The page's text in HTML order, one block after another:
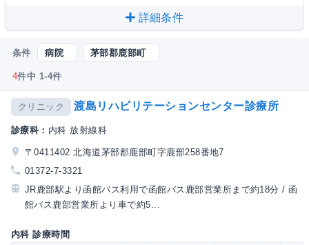
詳細条件
条件 病院 茅部郡鹿部町
4件中 1-4件
クリニック 渡島リハビリテーションセンター診療所
診療科： 内科 放射線科
〒0411402 北海道茅部郡鹿部町字鹿部258番地7
01372-7-3321
JR鹿部駅より函館バス利用で函館バス鹿部営業所まで約18分 / 函
館バス鹿部営業所より車で約5...
内科 診療時間